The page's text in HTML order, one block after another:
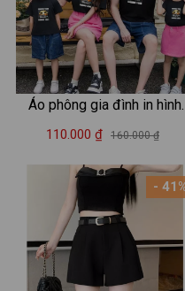
Áo phông gia đình in hình
Summer - Áo thun đồng
Loza GĐ3034
110.000 ₫ 160.000 ₫
-